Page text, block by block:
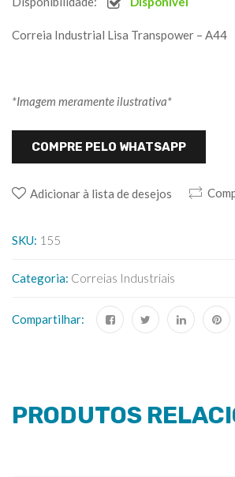
Correia Industrial Lisa Transpower – A44
*Imagem meramente ilustrativa*
COMPRE PELO WHATSAPP
Adicionar à lista de desejos
SKU: 155
Categoria: Correias Industriais
Compartilhar:
PRODUTOS